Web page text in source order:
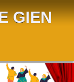
GIEN